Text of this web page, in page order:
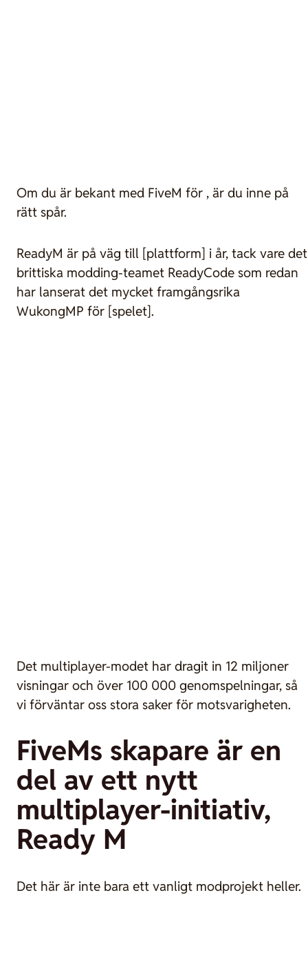
Om du är bekant med FiveM för , är du inne på
rätt spår.
ReadyM är på väg till [plattform] i år, tack vare det
brittiska modding-teamet ReadyCode som redan
har lanserat det mycket framgångsrika
WukongMP för [spelet].
Det multiplayer-modet har dragit in 12 miljoner
visningar och över 100 000 genomspelningar, så
vi förväntar oss stora saker för motsvarigheten.
FiveMs skapare är en
del av ett nytt
multiplayer-initiativ,
Ready M
Det här är inte bara ett vanligt modprojekt heller.